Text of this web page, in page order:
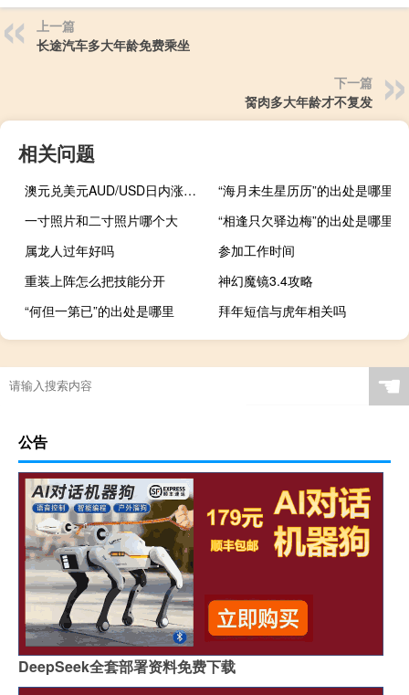
上一篇
长途汽车多大年龄免费乘坐
下一篇
胬肉多大年龄才不复发
相关问题
澳元兑美元AUD/USD日内涨幅达0.50%现报0.6474
“海月未生星历历”的出处是哪里
一寸照片和二寸照片哪个大
“相逢只欠驿边梅”的出处是哪里
属龙人过年好吗
参加工作时间
重装上阵怎么把技能分开
神幻魔镜3.4攻略
“何但一第已”的出处是哪里
拜年短信与虎年相关吗
☚
公告
DeepSeek全套部署资料免费下载